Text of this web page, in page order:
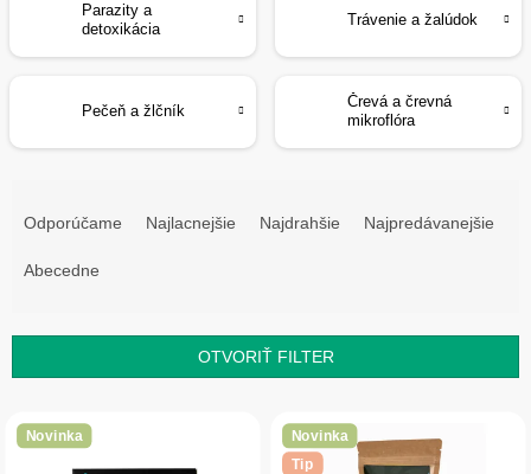
Parazity a
detoxikácia
Trávenie a žalúdok
Pečeň a žlčník
Črevá a črevná
mikroflóra
p
o
d
Odporúčame Najlacnejšie Najdrahšie Najpredávanejšie
Abecedne
OTVORIŤ FILTER
ý Novinka Novinka
Tip